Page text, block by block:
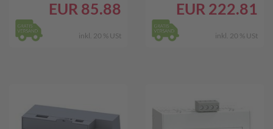
EUR 85.88
inkl. 20 % USt
EUR 222.81
inkl. 20 % USt